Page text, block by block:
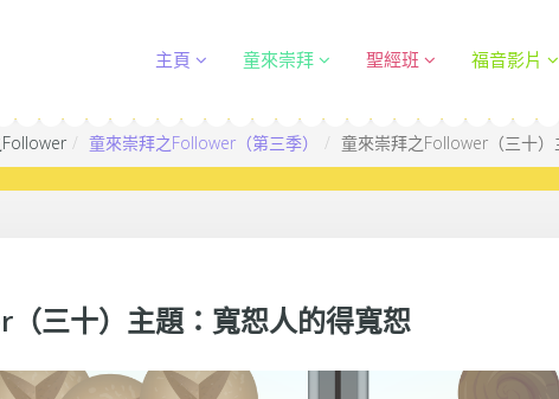
主頁 童來崇拜 聖經班 福音影片
童來崇拜之Follower（第三季） 童來崇拜之Follower（三十
三十）主題：寬恕人的得寬恕